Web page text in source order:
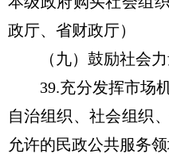
政厅、省财政厅）
（九）鼓励社会力
39.充分发挥市场机
自治组织、社会组织
允许的民政公共服务